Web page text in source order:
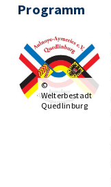
Programm
©
Welterbestadt
Quedlinburg